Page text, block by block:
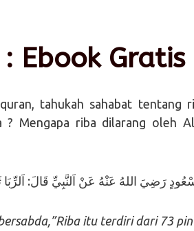
Ebook Gratis
tahukah sahabat tentang
? Mengapa riba dilarang oleh
رَضِيَ اللهُ عَنْهُ عَنْ اَلنَّبِيِّ قَالَ: اَلرِّبَا
itu terdiri dari 73